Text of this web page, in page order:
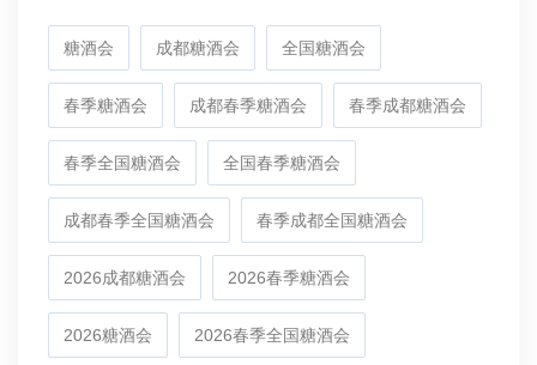
糖酒会 成都糖酒会 全国糖酒会
春季糖酒会 成都春季糖酒会 春季成都糖酒会
春季全国糖酒会 全国春季糖酒会
成都春季全国糖酒会 春季成都全国糖酒会
2026成都糖酒会 2026春季糖酒会
2026糖酒会 2026春季全国糖酒会